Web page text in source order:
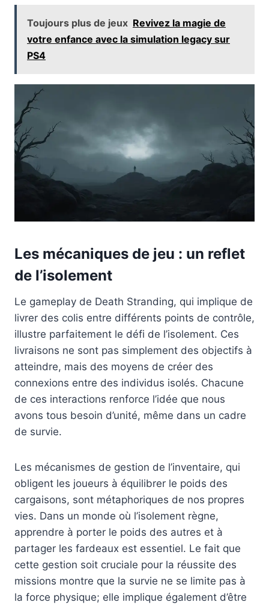
Toujours plus de jeux Revivez la magie de
votre enfance avec la simulation legacy sur
PS4
Les mécaniques de jeu : un reflet
de l’isolement
Le gameplay de Death Stranding, qui implique de
livrer des colis entre différents points de contrôle,
illustre parfaitement le défi de l’isolement. Ces
livraisons ne sont pas simplement des objectifs à
atteindre, mais des moyens de créer des
connexions entre des individus isolés. Chacune
de ces interactions renforce l’idée que nous
avons tous besoin d’unité, même dans un cadre
de survie.
Les mécanismes de gestion de l’inventaire, qui
obligent les joueurs à équilibrer le poids des
cargaisons, sont métaphoriques de nos propres
vies. Dans un monde où l’isolement règne,
apprendre à porter le poids des autres et à
partager les fardeaux est essentiel. Le fait que
cette gestion soit cruciale pour la réussite des
missions montre que la survie ne se limite pas à
la force physique; elle implique également d’être